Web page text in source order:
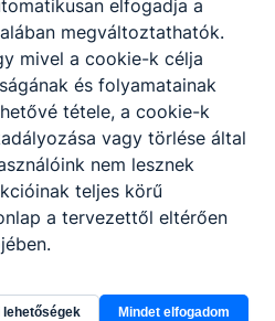
elfogadja a
megváltoztathatók.
mivel a cookie-k célja
és folyamatainak
tétele, a cookie-k
vagy törlése által
nem lesznek
teljes körű
a tervezettől eltérően
lehetőségek Mindet elfogadom